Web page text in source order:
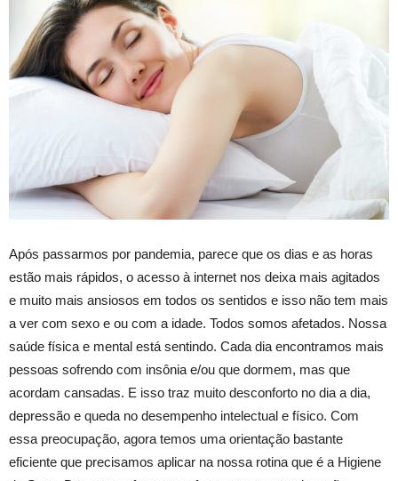
Após passarmos por pandemia, parece que os dias e as horas
estão mais rápidos, o acesso à internet nos deixa mais agitados
e muito mais ansiosos em todos os sentidos e isso não tem mais
a ver com sexo e ou com a idade. Todos somos afetados. Nossa
saúde física e mental está sentindo. Cada dia encontramos mais
pessoas sofrendo com insônia e/ou que dormem, mas que
acordam cansadas. E isso traz muito desconforto no dia a dia,
depressão e queda no desempenho intelectual e físico. Com
essa preocupação, agora temos uma orientação bastante
eficiente que precisamos aplicar na nossa rotina que é a Higiene